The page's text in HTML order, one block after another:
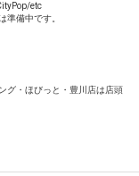
etc
準備中です。
グ・ほびっと・豊川店は店頭